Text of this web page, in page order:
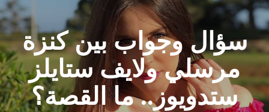
سؤال وجواب بين كنزة
مرسلي ولايف ستايلز
ستدويوز.. ما القصة؟